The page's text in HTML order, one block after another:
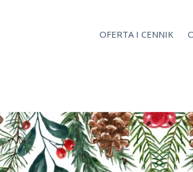
OFERTA I CENNIK